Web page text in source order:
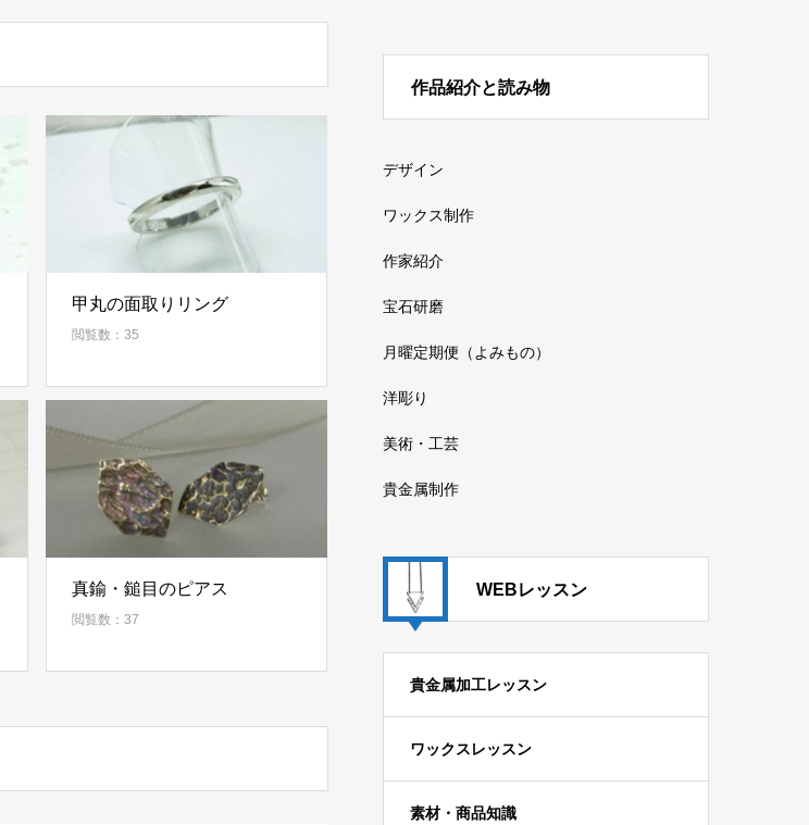
甲丸の面取りリング
閲覧数：35
真鍮・鎚目のピアス
閲覧数：37
作品紹介と読み物
デザイン
ワックス制作
作家紹介
宝石研磨
月曜定期便（よみもの）
洋彫り
美術・工芸
貴金属制作
WEBレッスン
貴金属加工レッスン
ワックスレッスン
素材・商品知識